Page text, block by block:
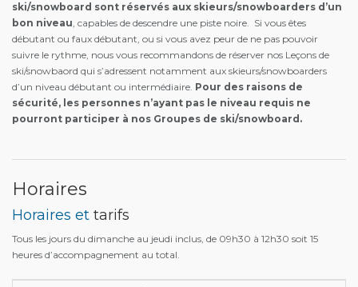
ski/snowboard sont réservés aux skieurs/snowboarders d’un
bon niveau, capables de descendre une piste noire. Si vous êtes
débutant ou faux débutant, ou si vous avez peur de ne pas pouvoir
suivre le rythme, nous vous recommandons de réserver nos Leçons de
ski/snowbaord qui s’adressent notamment aux skieurs/snowboarders
d’un niveau débutant ou intermédiaire. Pour des raisons de
sécurité, les personnes n’ayant pas le niveau requis ne
pourront participer à nos Groupes de ski/snowboard.
Horaires
Horaires et tarifs
Tous les jours du dimanche au jeudi inclus, de 09h30 à 12h30 soit 15
heures d’accompagnement au total.